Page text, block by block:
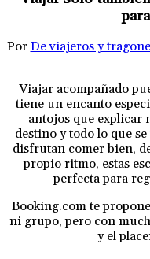
Por De viajeros y
Viajar acompañado
tiene un encanto
antojos que explicar
destino y todo lo que
disfrutan comer bien,
propio ritmo, estas
perfecta para
Booking.com te
ni grupo, pero con
y el